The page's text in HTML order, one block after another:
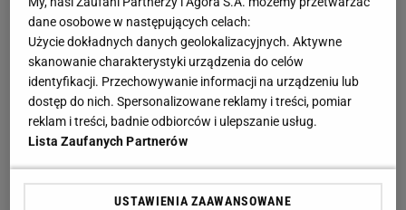
dane osobowe w następujących celach:
Użycie dokładnych danych geolokalizacyjnych. Aktywne
skanowanie charakterystyki urządzenia do celów
identyfikacji. Przechowywanie informacji na urządzeniu lub
dostęp do nich. Spersonalizowane reklamy i treści, pomiar
reklam i treści, badnie odbiorców i ulepszanie usług.
Lista Zaufanych Partnerów
USTAWIENIA ZAAWANSOWANE